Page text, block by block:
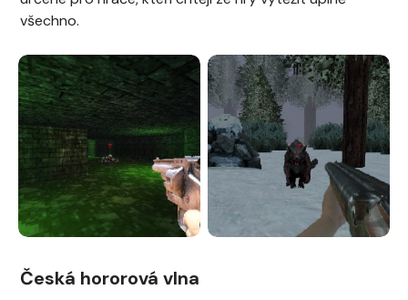
všechno.
Česká hororová vlna